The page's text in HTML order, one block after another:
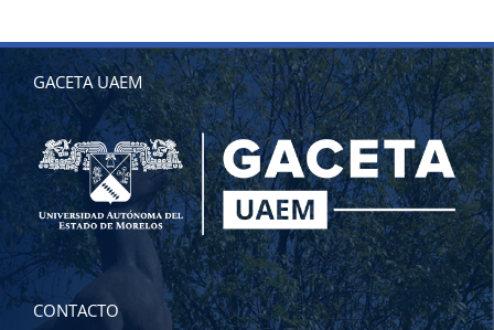
GACETA UAEM
CONTACTO